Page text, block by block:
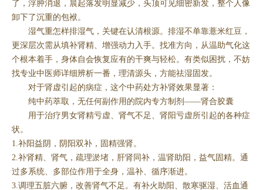
了，浮肿消退，晨起落发明显减少，头顶可见细密新发，整个人像
卸下了沉重的包袱。
湿气重怎样排湿气，关键在认清根源。排湿不单靠薏米红豆，
更深层次需从填补肾精、增强动力入手。找准方向，从温助气化这
个根本着手，身体自会恢复应有的干爽与轻松。有类似困扰，不妨
找专业中医师详细辨析一番，理清源头，方能祛湿固发。
对于肾虚引起的病症，这个中药处方补肾效果显著：
纯中药萃取，无任何副作用的院内专方制剂——肾合胶囊
用于治疗男女肾精亏虚、肾气不足、肾阳亏虚所引起的各种症
状。
1.补阳益阴，阴阳双补，固精强肾。
2.补肾精、肾气，疏理淤堵，肝肾同补，温肾助阳，益气固精。通
过多系统、多部位作用于全身，温补、循序渐进。
3.调理五脏六腑，改善肾气不足。有补火助阳、散寒驱湿、活血通